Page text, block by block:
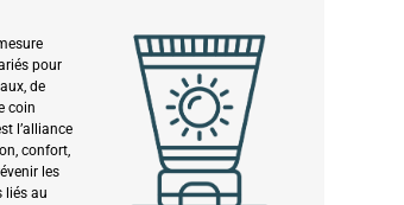
pour
de
coin
l’alliance
confort,
les
liés au